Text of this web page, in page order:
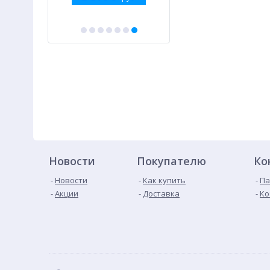
Новости
Новости
Акции
Покупателю
Как купить
Доставка